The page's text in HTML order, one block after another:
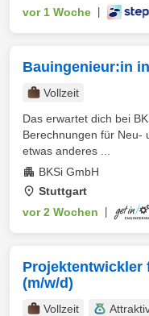
vor 1 Woche
Bauingenieur:in
Vollzeit
Das erwartet dich bei
Berechnungen für Neu-
etwas anderes ...
BKSi GmbH
Stuttgart
vor 2 Wochen
Projektentwickler
(m/w/d)
Vollzeit